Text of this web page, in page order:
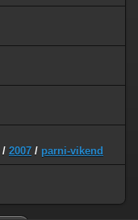
/ 2007 / parni-vikend